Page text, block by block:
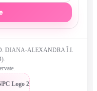
DIANA-ALEXANDRA Î.I.